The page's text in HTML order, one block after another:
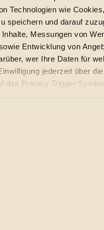
Technologien wie
speichern und darauf
Messungen von
Entwicklung von
wer Ihre Daten für
jederzeit über
das Privacy Trigger
auch gerne:
nach bestimmten
persönlichen Daten